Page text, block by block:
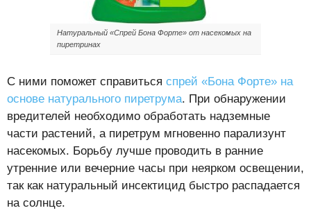
Натуральный «Спрей Бона Форте» от насекомых на
пиретринах
С ними поможет справиться спрей «Бона Форте» на
основе натурального пиретрума. При обнаружении
вредителей необходимо обработать надземные
части растений, а пиретрум мгновенно парализунт
насекомых. Борьбу лучше проводить в ранние
утренние или вечерние часы при неярком освещении,
так как натуральный инсектицид быстро распадается
на солнце.